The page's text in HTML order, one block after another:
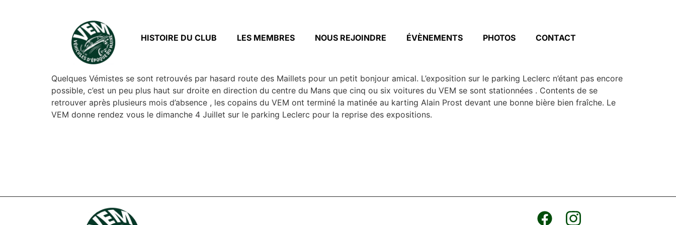
HISTOIRE DU CLUB LES MEMBRES NOUS REJOINDRE ÉVÈNEMENTS PHOTOS CONTACT
Quelques Vémistes se sont retrouvés par hasard route des Maillets pour un petit bonjour amical. L’exposition sur le parking Leclerc n’étant pas encore
possible, c’est un peu plus haut sur droite en direction du centre du Mans que cinq ou six voitures du VEM se sont stationnées . Contents de se
retrouver après plusieurs mois d’absence , les copains du VEM ont terminé la matinée au karting Alain Prost devant une bonne bière bien fraîche. Le
VEM donne rendez vous le dimanche 4 Juillet sur le parking Leclerc pour la reprise des expositions.